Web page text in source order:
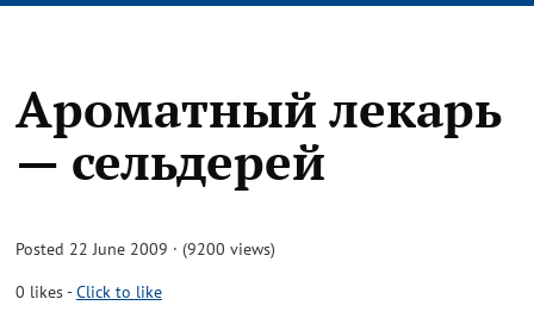
Ароматный лекарь
— сельдерей
Posted 22 June 2009 · (9200 views)
0 likes-Click to like